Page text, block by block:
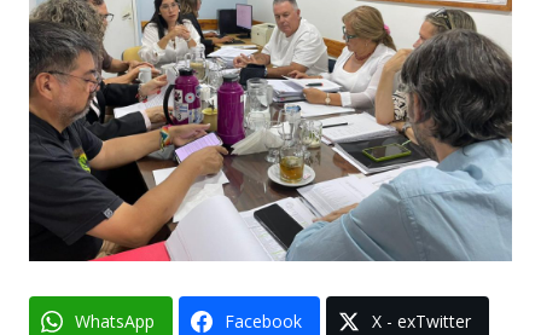
WhatsApp Facebook X - exTwitter